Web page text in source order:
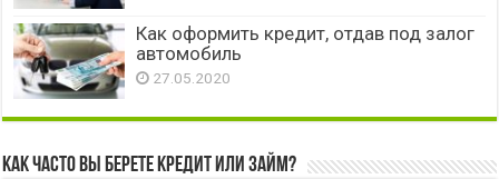
Как оформить кредит, отдав под залог
автомобиль
27.05.2020
Как часто вы берете кредит или займ?